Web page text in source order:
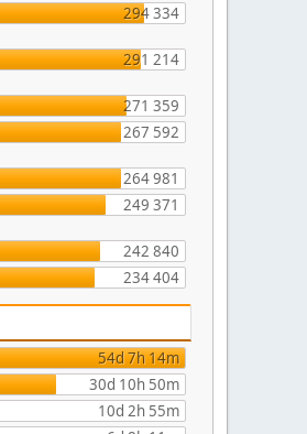
294 334
291 214
271 359
267 592
264 981
249 371
242 840
234 404
54d 7h 14m
30d 10h 50m
10d 2h 55m